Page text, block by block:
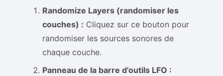
Randomize Layers (randomiser les
couches) : Cliquez sur ce bouton pour
randomiser les sources sonores de
chaque couche.
Panneau de la barre d'outils LFO :